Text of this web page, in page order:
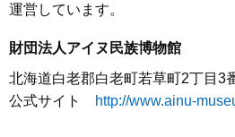
運営しています。
財団法人アイヌ民族博物館
北海道白老郡白老町若草町2丁目3
公式サイト
http://www.ainu-